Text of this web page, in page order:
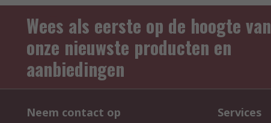
Wees als eerste op de hoogte van
onze nieuwste producten en
aanbiedingen
Neem contact op Services